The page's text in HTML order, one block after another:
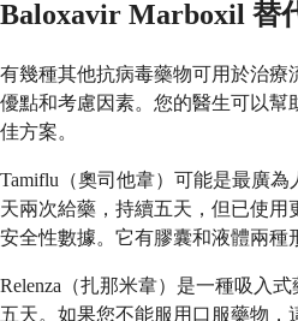
Baloxavir Marboxil 替
有幾種其他抗病毒藥物可用於治療
優點和考慮因素。您的醫生可以幫
佳方案。
Tamiflu（奧司他韋）可能是最廣
天兩次給藥，持續五天，但已使用
安全性數據。它有膠囊和液體兩種
Relenza（扎那米韋）是一種吸入
五天。如果您不能服用口服藥物